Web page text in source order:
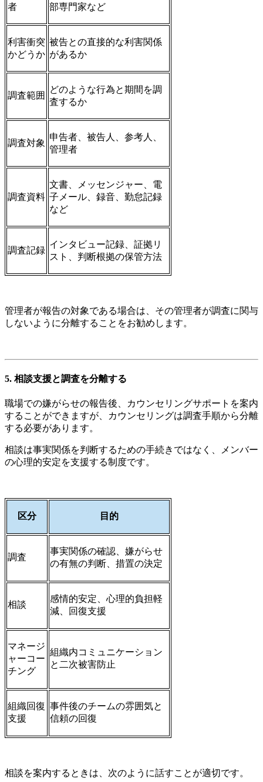
者
部専門家など
利害衝突
かどうか
被告との直接的な利害関係
があるか
調査範囲
どのような行為と期間を調
査するか
調査対象
申告者、被告人、参考人、
管理者
調査資料
文書、メッセンジャー、電
子メール、録音、勤怠記録
など
調査記録
インタビュー記録、証拠リ
スト、判断根拠の保管方法
管理者が報告の対象である場合は、その管理者が調査に関与
しないように分離することをお勧めします。
5. 相談支援と調査を分離する
職場での嫌がらせの報告後、カウンセリングサポートを案内
することができますが、カウンセリングは調査手順から分離
する必要があります。
相談は事実関係を判断するための手続きではなく、メンバー
の心理的安定を支援する制度です。
区分 目的
調査
事実関係の確認、嫌がらせ
の有無の判断、措置の決定
相談
感情的安定、心理的負担軽
減、回復支援
マネージ
ャーコー
チング
組織内コミュニケーション
と二次被害防止
組織回復
支援
事件後のチームの雰囲気と
信頼の回復
相談を案内するときは、次のように話すことが適切です。